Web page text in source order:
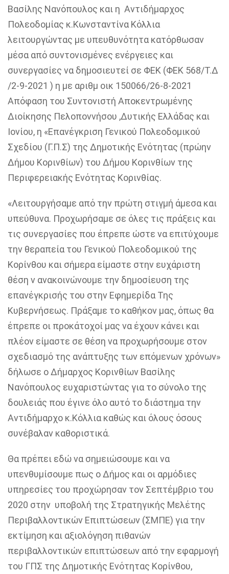
Βασίλης Νανόπουλος και η Αντιδήμαρχος
Πολεοδομίας κ.Κωνσταντίνα Κόλλια
λειτουργώντας με υπευθυνότητα κατόρθωσαν
μέσα από συντονισμένες ενέργειες και
συνεργασίες να δημοσιευτεί σε ΦΕΚ (ΦΕΚ 568/Τ.Δ
/2-9-2021 ) η με αριθμ οικ 150066/26-8-2021
Απόφαση του Συντονιστή Αποκεντρωμένης
Διοίκησης Πελοποννήσου ,Δυτικής Ελλάδας και
Ιονίου, η «Επανέγκριση Γενικού Πολεοδομικού
Σχεδίου (Γ.Π.Σ) της Δημοτικής Ενότητας (πρώην
Δήμου Κορινθίων) του Δήμου Κορινθίων της
Περιφερειακής Ενότητας Κορινθίας.
«Λειτουργήσαμε από την πρώτη στιγμή άμεσα και
υπεύθυνα. Προχωρήσαμε σε όλες τις πράξεις και
τις συνεργασίες που έπρεπε ώστε να επιτύχουμε
την θεραπεία του Γενικού Πολεοδομικού της
Κορίνθου και σήμερα είμαστε στην ευχάριστη
θέση ν ανακοινώνουμε την δημοσίευση της
επανέγκρισής του στην Εφημερίδα Της
Κυβερνήσεως. Πράξαμε το καθήκον μας, όπως θα
έπρεπε οι προκάτοχοί μας να έχουν κάνει και
πλέον είμαστε σε θέση να προχωρήσουμε στον
σχεδιασμό της ανάπτυξης των επόμενων χρόνων»
δήλωσε ο Δήμαρχος Κορινθίων Βασίλης
Νανόπουλος ευχαριστώντας για το σύνολο της
δουλειάς που έγινε όλο αυτό το διάστημα την
Αντιδήμαρχο κ.Κόλλια καθώς και όλους όσους
συνέβαλαν καθοριστικά.
Θα πρέπει εδώνα σημειώσουμε και να
υπενθυμίσουμε πως ο Δήμος και οι αρμόδιες
υπηρεσίες του προχώρησαν τον Σεπτέμβριο του
2020 στην υποβολή της Στρατηγικής Μελέτης
Περιβαλλοντικών Επιπτώσεων (ΣΜΠΕ) για την
εκτίμηση και αξιολόγηση πιθανών
περιβαλλοντικών επιπτώσεων από την εφαρμογή
του ΓΠΣ της Δημοτικής Ενότητας Κορίνθου,